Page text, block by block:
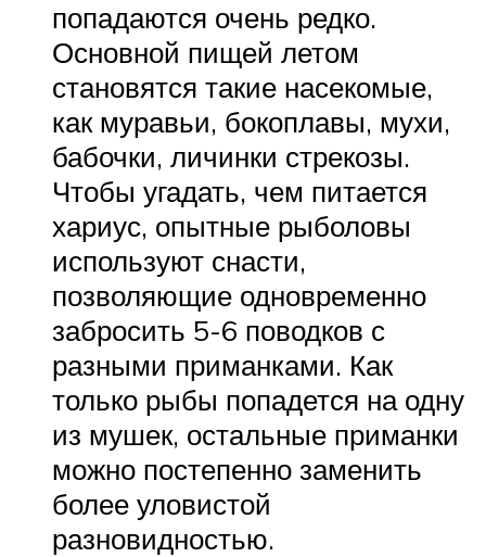
попадаются очень редко.
Основной пищей летом
становятся такие насекомые,
как муравьи, бокоплавы, мухи,
бабочки, личинки стрекозы.
Чтобы угадать, чем питается
хариус, опытные рыболовы
используют снасти,
позволяющие одновременно
забросить 5-6 поводков с
разными приманками. Как
только рыбы попадется на одну
из мушек, остальные приманки
можно постепенно заменить
более уловистой
разновидностью.